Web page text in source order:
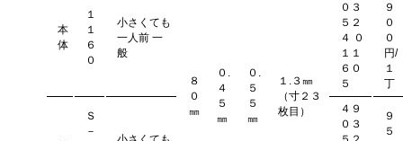
本
体
１
１
６
０
小さくても
一人前 一
般
８
０
㎜
０.
４
５
㎜
０.
５
５
㎜
１.３㎜
（寸２３
枚目）
０３
５２
４ ０
１１
６０
５
９
０
０
円/
１
丁
Ｓ
－
４９
０３
９
５